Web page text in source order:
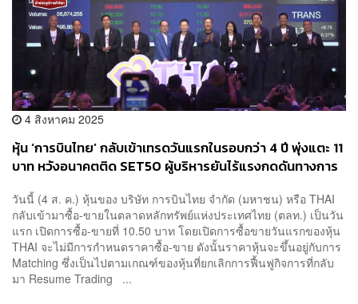
4 สิงหาคม 2025
หุ้น ‘การบินไทย’ กลับเข้าเทรดวันแรกในรอบกว่า 4 ปี พุ่งแตะ 11
บาท หวังอนาคตติด SET50 ผู้บริหารยันไร้แรงกดดันทางการ
วันนี้ (4 ส. ค.) หุ้นของ บริษัท การบินไทย จำกัด (มหาชน) หรือ THAI
กลับเข้ามาซื้อ-ขายในตลาดหลักทรัพย์แห่งประเทศไทย (ตลท.) เป็นวัน
แรก เปิดการซื้อ-ขายที่ 10.50 บาท โดยเปิดการซื้อขายวันแรกของหุ้น
THAI จะไม่มีการกำหนดราคาซื้อ-ขาย ดังนั้นราคาหุ้นจะขึ้นอยู่กับการ
Matching ซึ่งเป็นไปตามเกณฑ์ของหุ้นที่ยกเลิกการฟื้นฟูกิจการที่กลับ
มา Resume Trading ...